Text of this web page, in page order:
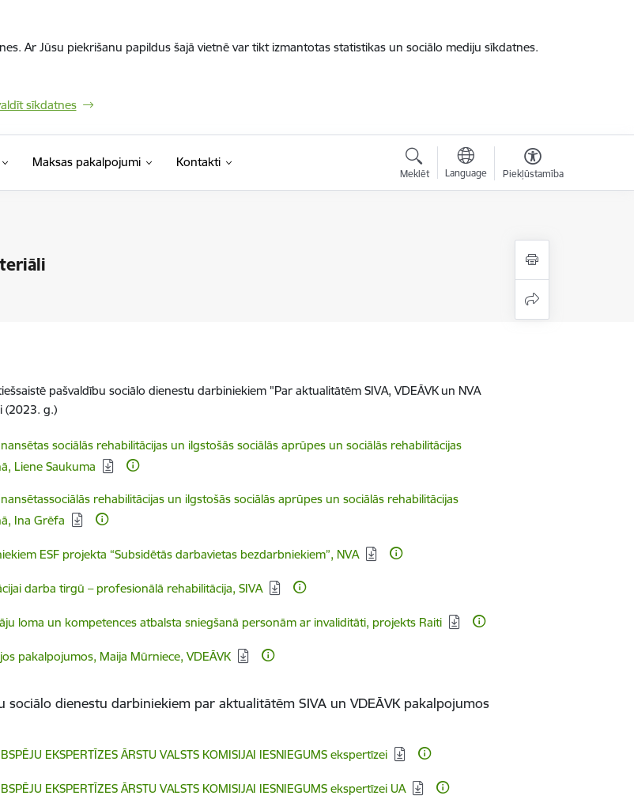
Ar Jūsu piekrišanu papildus šajā vietnē var tikt izmantotas statistikas un sociālo mediju sīkdatnes.
sīkdatnes
Maksas pakalpojumi Kontakti
Meklēt Language Piekļūstamība
pašvaldību sociālo dienestu darbiniekiem "Par aktualitātēm SIVA, VDEĀVK un NVA
(2023. g.)
sociālās rehabilitācijas un ilgstošās sociālās aprūpes un sociālās rehabilitācijas
Liene Saukuma
rehabilitācijas un ilgstošās sociālās aprūpes un sociālās rehabilitācijas
Ina Grēfa
ESF projekta “Subsidētās darbavietas bezdarbniekiem”, NVA
darba tirgū – profesionālā rehabilitācija, SIVA
loma un kompetences atbalsta sniegšanā personām ar invaliditāti, projekts Raiti
pakalpojumos, Maija Mūrniece, VDEĀVK
sociālo dienestu darbiniekiem par aktualitātēm SIVA un VDEĀVK pakalpojumos
EKSPERTĪZES ĀRSTU VALSTS KOMISIJAI IESNIEGUMS ekspertīzei
EKSPERTĪZES ĀRSTU VALSTS KOMISIJAI IESNIEGUMS ekspertīzei UA